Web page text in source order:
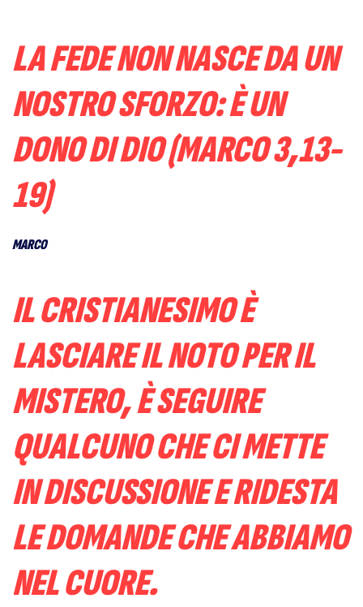
LA FEDE NON NASCE DA UN
NOSTRO SFORZO: È UN
DONO DI DIO (MARCO 3,13-
19)
MARCO
IL CRISTIANESIMO È
LASCIARE IL NOTO PER IL
MISTERO, È SEGUIRE
QUALCUNO CHE CI METTE
IN DISCUSSIONE E RIDESTA
LE DOMANDE CHE ABBIAMO
NEL CUORE.